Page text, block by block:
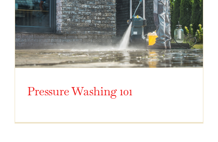
Pressure Washing 101